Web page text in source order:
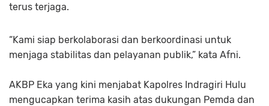
terus terjaga.
“Kami siap berkolaborasi dan berkoordinasi untuk
menjaga stabilitas dan pelayanan publik,” kata Afni.
AKBP Eka yang kini menjabat Kapolres Indragiri Hulu
mengucapkan terima kasih atas dukungan Pemda dan